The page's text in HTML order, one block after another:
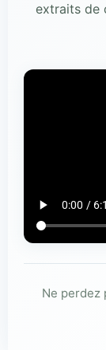
extraits de
Ne perdez